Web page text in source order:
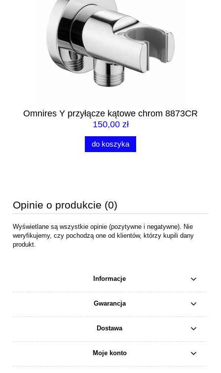
Omnires Y przyłącze kątowe chrom 8873CR
150,00 zł
do koszyka
Opinie o produkcie (0)
Wyświetlane są wszystkie opinie (pozytywne i negatywne). Nie
weryfikujemy, czy pochodzą one od klientów, którzy kupili dany
produkt.
Informacje
Gwarancja
Dostawa
Moje konto